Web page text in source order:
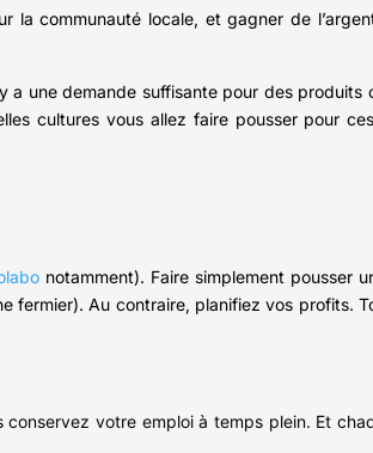
communauté locale, et gagner de
une demande suffisante pour des
cultures vous allez faire pousser pour
notamment). Faire simplement pousser
fermier). Au contraire, planifiez vos profits.
votre emploi à temps plein. Et